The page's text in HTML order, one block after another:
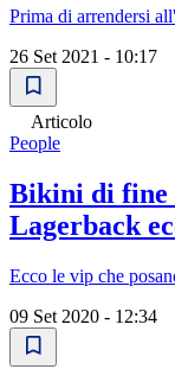
Prima di arrendersi
26 Set 2021 - 10:17
Articolo
People
Bikini di fine
Lagerback
Ecco le vip che
09 Set 2020 - 12:34